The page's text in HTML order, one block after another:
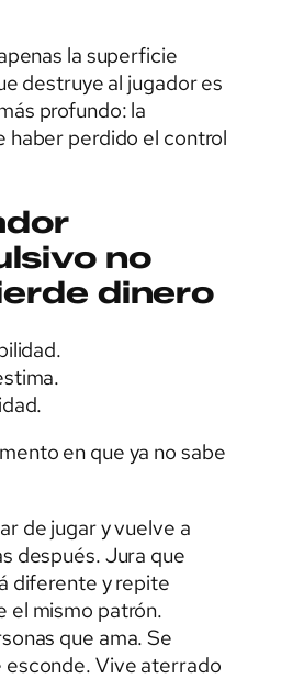
la superficie
destruye al jugador es
profundo: la
haber perdido el control
no
dinero
en que ya no sabe
de jugar y vuelve a
después. Jura que
diferente y repite
el mismo patrón.
que ama. Se
esconde. Vive aterrado